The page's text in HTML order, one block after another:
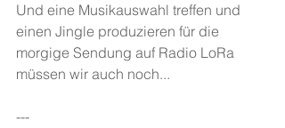
Und eine Musikauswahl treffen und
einen Jingle produzieren für die
morgige Sendung auf Radio LoRa
müssen wir auch noch...
---